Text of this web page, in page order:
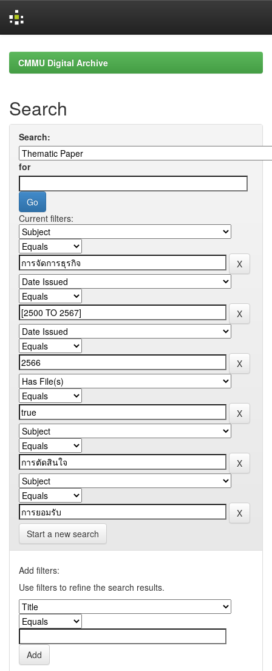
navigationCMMU Digital Archive
Search
Search:
for
Current filters:
Start a new search
Add filters:
Use filters to refine the search results.